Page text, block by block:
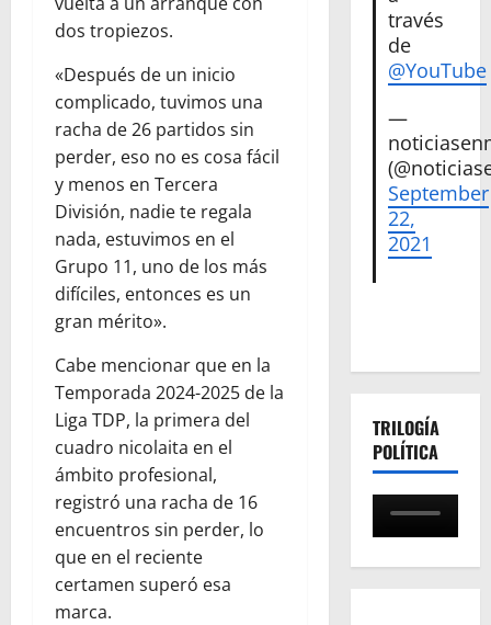
dos tropiezos.
«Después de un inicio
complicado, tuvimos una
racha de 26 partidos sin
perder, eso no es cosa fácil
y menos en Tercera
División, nadie te regala
nada, estuvimos en el
Grupo 11, uno de los más
difíciles, entonces es un
gran mérito».
Cabe mencionar que en la
Temporada 2024-2025 de la
Liga TDP, la primera del
cuadro nicolaita en el
ámbito profesional,
registró una racha de 16
encuentros sin perder, lo
que en el reciente
certamen superó esa
marca.
través
de
@YouTube
—
September
22,
2021
TRILOGÍA
POLÍTICA